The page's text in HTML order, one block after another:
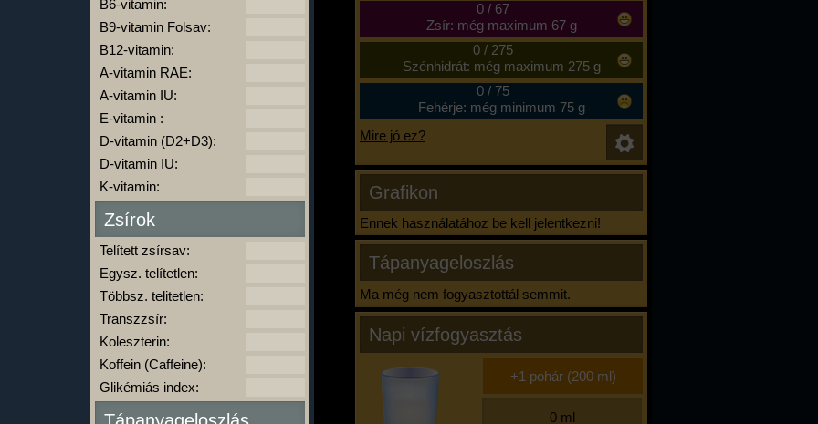
0/ 67
Zsír: még maximum 67 g
0/ 275
Szénhidrát: még maximum 275 g
0/ 75
Fehérje: még minimum 75 g
Mire jó ez?
Grafikon
Ennek használatához be kell jelentkezni!
Tápanyageloszlás
Ma még nem fogyasztottál semmit.
Napi vízfogyasztás
B6-vitamin:
B9-vitamin Folsav:
B12-vitamin:
A-vitamin RAE:
A-vitamin IU:
E-vitamin :
D-vitamin (D2+D3):
D-vitamin IU:
K-vitamin:
Zsírok
Telített zsírsav:
Egysz. telítetlen:
Többsz. telitetlen:
Transzzsír:
Koleszterin:
Koffein (Caffeine):
Glikémiás index: